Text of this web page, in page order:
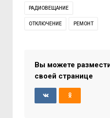
РАДИОВЕЩАНИЕ
ОТКЛЮЧЕНИЕ РЕМОНТ
Вы можете
своей странице